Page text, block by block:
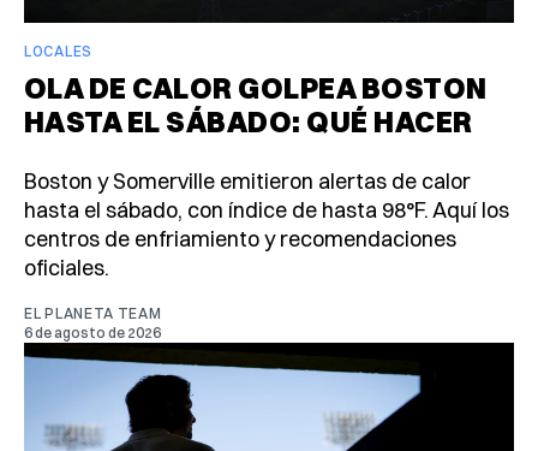
LOCALES
OLA DE CALOR GOLPEA BOSTON
HASTA EL SÁBADO: QUÉ HACER
Boston y Somerville emitieron alertas de calor
hasta el sábado, con índice de hasta 98°F. Aquí los
centros de enfriamiento y recomendaciones
oficiales.
EL PLANETA TEAM
6 de agosto de 2026